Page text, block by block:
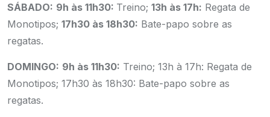
SÁBADO: 9h às 11h30: Treino; 13h às 17h: Regata de
Monotipos; 17h30 às 18h30: Bate-papo sobre as
regatas.
DOMINGO: 9h às 11h30: Treino; 13h à 17h: Regata de
Monotipos; 17h30 às 18h30: Bate-papo sobre as
regatas.